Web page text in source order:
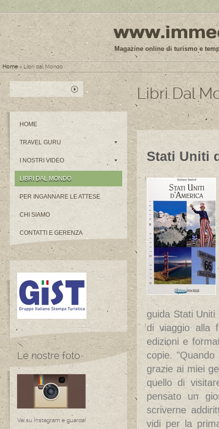
Magazine online di turismo e
Home» Libri dal Mondo
Libri Dal
Stati Uniti
guida Stati
di viaggio alla
edizioni e
copie.
grazie ai miei
quello di
pensato un
scriverne
vidi per la
HOME
TRAVEL GURU
I NOSTRI VIDEO
LIBRI DAL MONDO
PER INGANNARE LE ATTESE
CHI SIAMO
CONTATTI E GERENZA
Le nostre foto
Vai su Instagram e guarda!